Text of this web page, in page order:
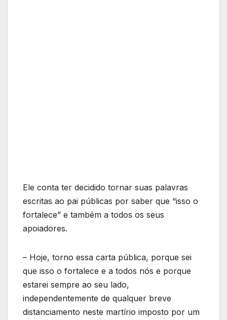
Ele conta ter decidido tornar suas palavras
escritas ao pai públicas por saber que “isso o
fortalece” e também a todos os seus
apoiadores.
– Hoje, torno essa carta pública, porque sei
que isso o fortalece e a todos nós e porque
estarei sempre ao seu lado,
independentemente de qualquer breve
distanciamento neste martírio imposto por um